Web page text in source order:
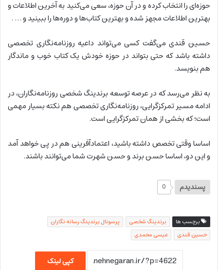
حوزه‌ای را انتخاب کرده و در آن حوزه، سعی می‌کنید به آخرین اطلاعات و
بهترین اطلاعات مجهز شده و بهترین کتاب‌ها و دوره‌ها را ببینید و … .
حسین قندی می‌گفت کسی می‌تواند داعیه روزنامه‌نگاری تخصصی
داشته باشد که حتی بتواند در حوزه خودش یک کتاب خوب و ماندگار
هم بنویسد.
به نظر می‌رسد که در عرصه توسعه برندینگ شخصی روزنامه‌نگاران، در
ادامه مسیر تمرکزگرایی، روزنامه‌نگاری تخصصی هم نکته بسیار مهمی
است؛ که بخشی از همان تمرکزگرایی است.
اساسا وقتی تخصص داشته باشید، اعتمادآفرینی هم در پی خواهد آمد
و این دو، اساسا حسن برند و حسن شهرت شما می‌توانند باشند.
پسندیدم 0
برچسب ها برندینگ شخصی
پرسونال برندینگ رسانه نگاران
حسین قندی
عیسی محمدی
کپی لینک